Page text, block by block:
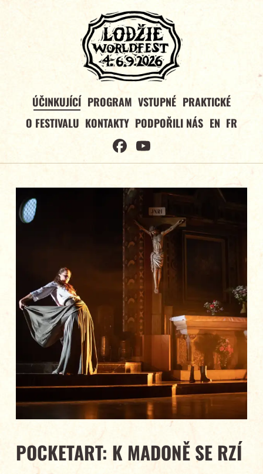
ÚČINKUJÍCÍ PROGRAM VSTUPNÉ PRAKTICKÉ
O FESTIVALU KONTAKTY PODPOŘILI NÁS EN FR
POCKETART: K MADONĚ SE RZÍ